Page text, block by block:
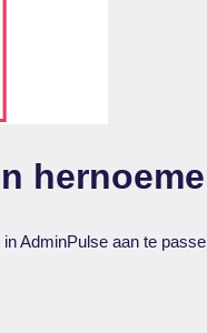
AdminPulse aan te